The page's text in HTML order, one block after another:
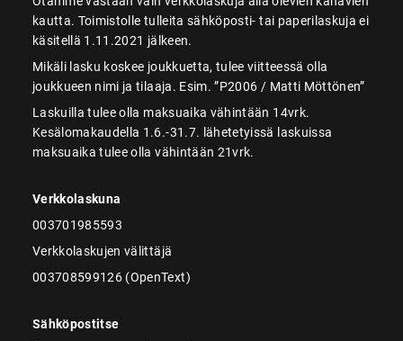
kautta. Toimistolle tulleita sähköposti- tai paperilaskuja ei
käsitellä 1.11.2021 jälkeen.
Mikäli lasku koskee joukkuetta, tulee viitteessä olla
joukkueen nimi ja tilaaja. Esim. ”P2006 / Matti Möttönen”
Laskuilla tulee olla maksuaika vähintään 14vrk.
Kesälomakaudella 1.6.-31.7. lähetetyissä laskuissa
maksuaika tulee olla vähintään 21vrk.
Verkkolaskuna
003701985593
Verkkolaskujen välittäjä
003708599126 (OpenText)
Sähköpostitse